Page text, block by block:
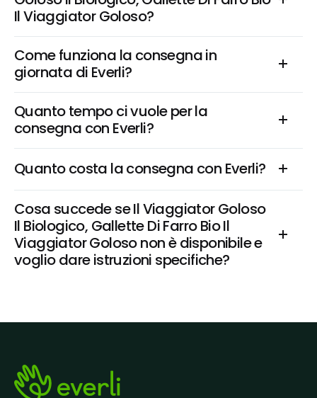
Il Viaggiator Goloso?
Come funziona la consegna in
giornata di Everli?
Quanto tempo ci vuole per la
consegna con Everli?
Quanto costa la consegna con Everli?
Cosa succede se Il Viaggiator Goloso
Il Biologico, Gallette Di Farro Bio Il
Viaggiator Goloso non è disponibile e
voglio dare istruzioni specifiche?